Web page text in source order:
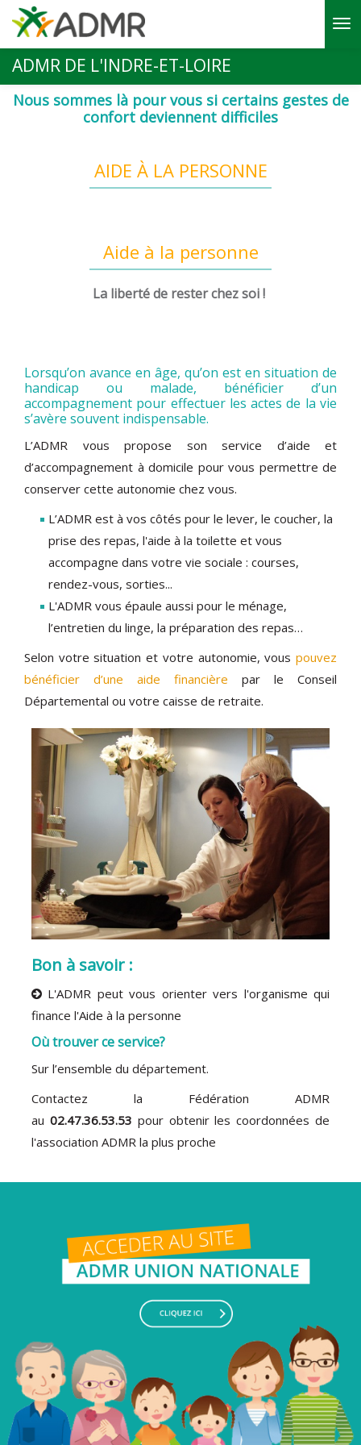
Aller au contenu principal
ADMR DE L'INDRE-ET-LOIRE
Nous sommes là pour vous si certains gestes de
confort deviennent difficiles
AIDE À LA PERSONNE
Aide à la personne
La liberté de rester chez soi !
Lorsqu’on avance en âge, qu’on est en situation de
handicap ou malade, bénéficier d’un
accompagnement pour effectuer les actes de la vie
s’avère souvent indispensable.
L’ADMR vous propose son service d’aide et
d’accompagnement à domicile pour vous permettre de
conserver cette autonomie chez vous.
L’ADMR est à vos côtés pour le lever, le coucher, la
prise des repas, l'aide à la toilette et vous
accompagne dans votre vie sociale : courses,
rendez-vous, sorties...
L'ADMR vous épaule aussi pour le ménage,
l’entretien du linge, la préparation des repas…
Selon votre situation et votre autonomie, vous pouvez
bénéficier d’une aide financière par le Conseil
Départemental ou votre caisse de retraite.
Bon à savoir :
L'ADMR peut vous orienter vers l'organisme qui
finance l'Aide à la personne
Où trouver ce service?
Sur l’ensemble du département.
Contactez la Fédération ADMR
au 02.47.36.53.53 pour obtenir les coordonnées de
l'association ADMR la plus proche